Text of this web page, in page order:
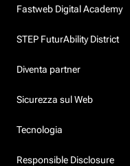
Fastweb Digital Academy
STEP FuturAbility District
Diventa partner
Sicurezza sul Web
Tecnologia
Responsible Disclosure